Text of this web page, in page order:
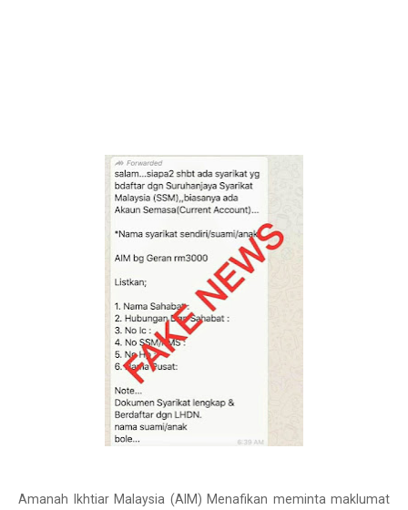
Amanah Ikhtiar Malaysia (AIM) Menafikan meminta maklumat